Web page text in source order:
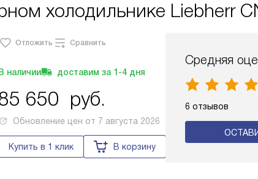
холодильнике Liebherr
Отложить Сравнить
В наличии доставим за 1-4 дня
650 руб.
Обновление цен от 7 августа 2026
Купить в 1 клик В корзину
Средняя
6 отзывов